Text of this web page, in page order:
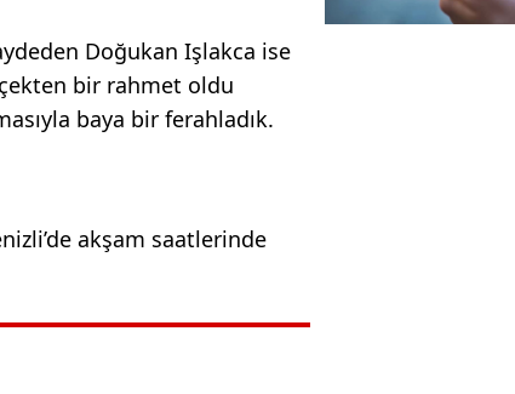
Doğukan Işlakca ise
bir rahmet oldu
baya bir ferahladık.
akşam saatlerinde